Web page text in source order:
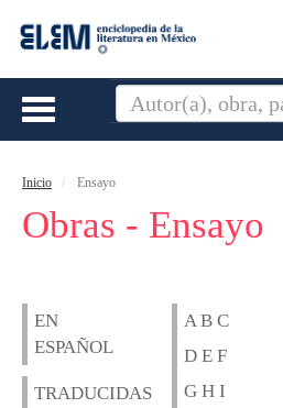
Toggle
Inicio Ensayo
Obras - Ensayo
EN
ESPAÑOL
TRADUCIDAS
A B C
D E F
G H I